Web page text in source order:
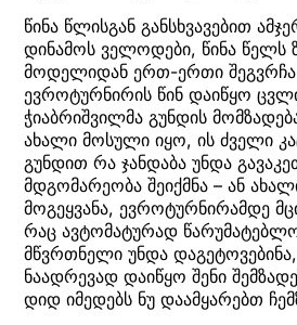
წინა წლისგან განსხვავებით
დინამოს ველოდები, წინა წელს
მოდელიდან ერთ-ერთი
ევროტურნირის წინ დაიწყო
ჭიაბრიშვილმა გუნდის
ახალი მოსული იყო, ის ძველი
გუნდით რა ჯანდაბა უნდა
მდგომარეობა შეიქმნა – ან
მოგეყვანა, ევროტურნირამდე
რაც ავტომატურად
მწვრთნელი უნდა
ნაადრევად დაიწყო შენი
დიდ იმედებს ნუ დაამყარებთ